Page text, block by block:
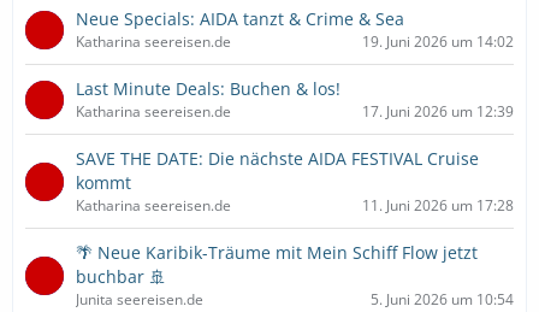
Neue Specials: AIDA tanzt & Crime & Sea
Katharina seereisen.de 19. Juni 2026 um 14:02
Last Minute Deals: Buchen & los!
Katharina seereisen.de 17. Juni 2026 um 12:39
SAVE THE DATE: Die nächste AIDA FESTIVAL Cruise
kommt
Katharina seereisen.de 11. Juni 2026 um 17:28
🌴 Neue Karibik-Träume mit Mein Schiff Flow jetzt
buchbar 🚢
Junita seereisen.de 5. Juni 2026 um 10:54